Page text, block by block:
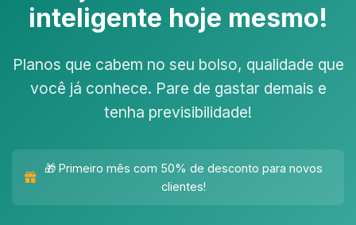
inteligente hoje mesmo!
Planos que cabem no seu bolso, qualidade que
você já conhece. Pare de gastar demais e
tenha previsibilidade!
🎁 Primeiro mês com 50% de desconto para novos
clientes!